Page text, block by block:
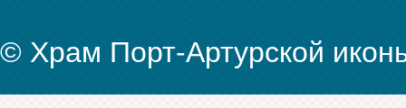
© Храм Порт-Артурской